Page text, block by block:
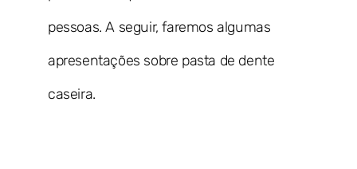
pessoas. A seguir, faremos algumas
apresentações sobre pasta de dente
caseira.